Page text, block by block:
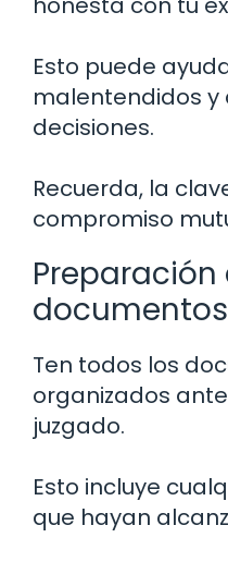
Esto puede
malentendidos
decisiones.
Recuerda, la
compromiso
Preparación
documentos
Ten todos los
organizados
juzgado.
Esto incluye
que hayan